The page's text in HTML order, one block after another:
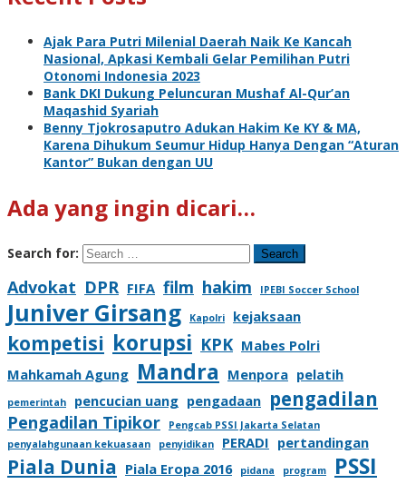
Ajak Para Putri Milenial Daerah Naik Ke Kancah
Nasional, Apkasi Kembali Gelar Pemilihan Putri
Otonomi Indonesia 2023
Bank DKI Dukung Peluncuran Mushaf Al-Qur’an
Maqashid Syariah
Benny Tjokrosaputro Adukan Hakim Ke KY & MA,
Karena Dihukum Seumur Hidup Hanya Dengan “Aturan
Kantor” Bukan dengan UU
Ada yang ingin dicari…
Search for:
Advokat DPR FIFA film hakim IPEBI Soccer School
Juniver Girsang Kapolri kejaksaan
kompetisi korupsi KPK Mabes Polri
Mahkamah Agung Mandra Menpora pelatih
pemerintah pencucian uang pengadaan pengadilan
Pengadilan Tipikor
Pengcab PSSI Jakarta Selatan
penyalahgunaan kekuasaan
penyidikan PERADI pertandingan
Piala Dunia Piala Eropa 2016 pidana program PSSI